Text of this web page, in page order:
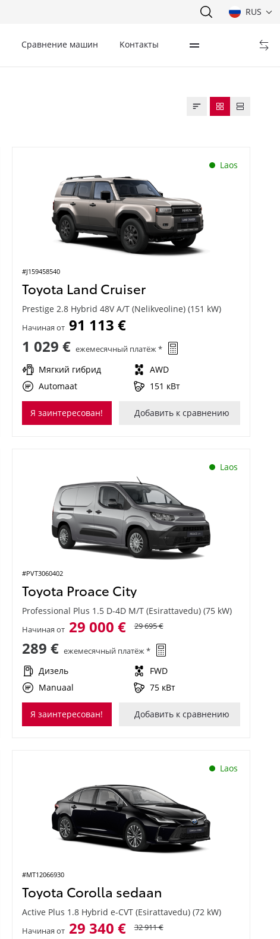
RUS
Сравнение машин Kонтакты
Laos
#J159458540
Toyota Land Cruiser
Prestige 2.8 Hybrid 48V A/T (Nelikveoline) (151 kW)
Начиная от 91 113 €
1 029 € ежемесячный платёж *
Мягкий гибрид
AWD
Automaat
151 кВт
Я заинтересован! Добавить к сравнению
Laos
#PVT3060402
Toyota Proace City
Professional Plus 1.5 D-4D M/T (Esirattavedu) (75 kW)
Начиная от 29 000 € 29 695 €
289 € ежемесячный платёж *
Дизель
FWD
Manuaal
75 кВт
Я заинтересован! Добавить к сравнению
Laos
#MT12066930
Toyota Corolla sedaan
Active Plus 1.8 Hybrid e-CVT (Esirattavedu) (72 kW)
Начиная от 29 340 € 32 911 €